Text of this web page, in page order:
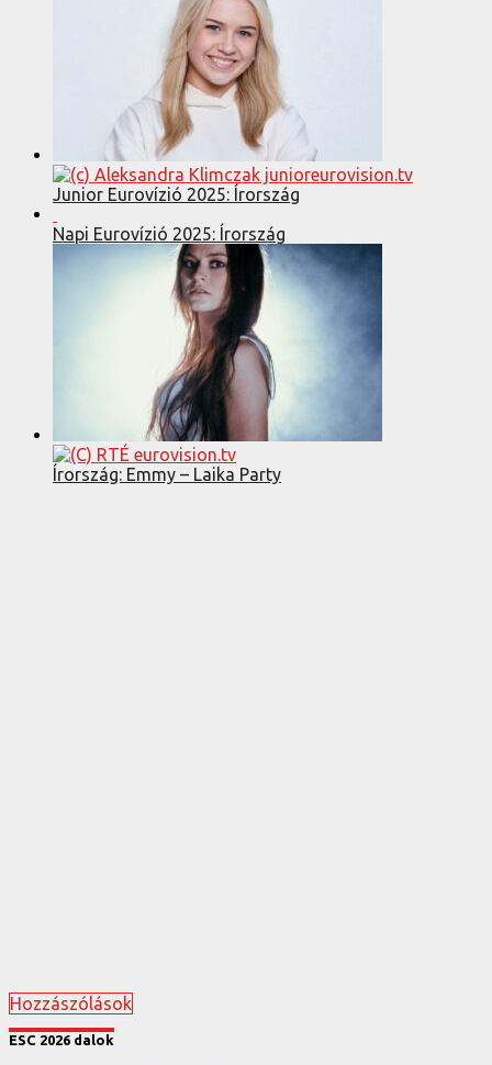
Junior Eurovízió 2025: Írország
Napi Eurovízió 2025: Írország
Írország: Emmy – Laika Party
Hozzászólások
ESC 2026 dalok